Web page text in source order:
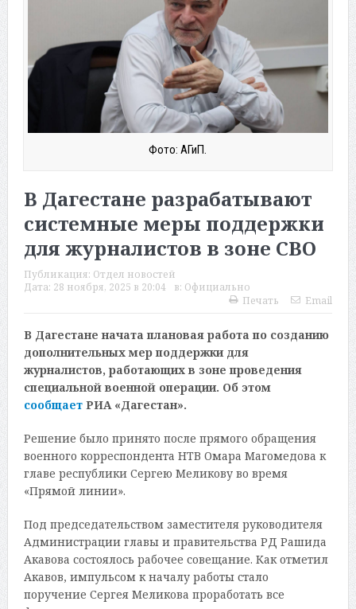
Фото: АГиП.
В Дагестане разрабатывают
системные меры поддержки
для журналистов в зоне СВО
Публикация: Отдел новостей
Дата: 28 ноября, 2025 в 20:04 в: Официально
Печать
Email
В Дагестане начата плановая работа по созданию
дополнительных мер поддержки для
журналистов, работающих в зоне проведения
специальной военной операции. Об этом
сообщаетРИА «Дагестан».
Решение было принято после прямого обращения
военного корреспондента НТВ Омара Магомедова к
главе республики Сергею Меликову во время
«Прямой линии».
Под председательством заместителя руководителя
Администрации главы и правительства РД Рашида
Акавова состоялось рабочее совещание. Как отметил
Акавов, импульсом к началу работы стало
поручение Сергея Меликова проработать все